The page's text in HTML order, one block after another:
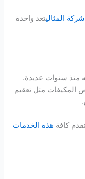
شركة المثاليتعد واحدة
منذ سنوات عديدة.
مثل تعقيم
كافة هذه الخدمات